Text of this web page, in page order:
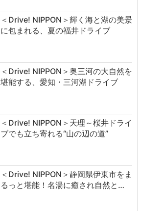
＜Drive! NIPPON＞輝く海と湖の美景
に包まれる、夏の福井ドライブ
＜Drive! NIPPON＞奥三河の大自然を
堪能する、愛知・三河湖ドライブ
＜Drive! NIPPON＞天理～桜井ドライ
ブでも立ち寄れる“山の辺の道”
＜Drive! NIPPON＞静岡県伊東市をま
るっと堪能！名湯に癒され自然と…